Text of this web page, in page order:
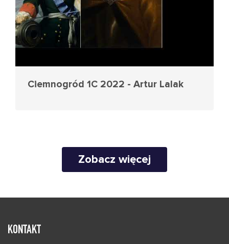
Ciemnogród 1C 2022 - Artur Lalak
Zobacz więcej
KONTAKT